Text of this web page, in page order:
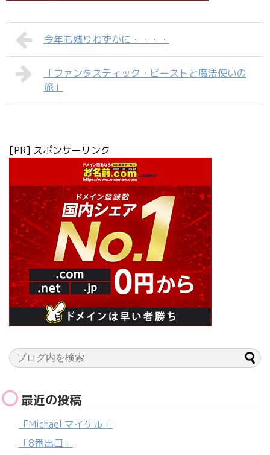
今年も残りわずかに・・・・
「ファンタスティック・ビーストと魔法使いの
旅」
[PR] スポンサーリンク
最近の投稿
「Michael マイケル」
「8番出口」